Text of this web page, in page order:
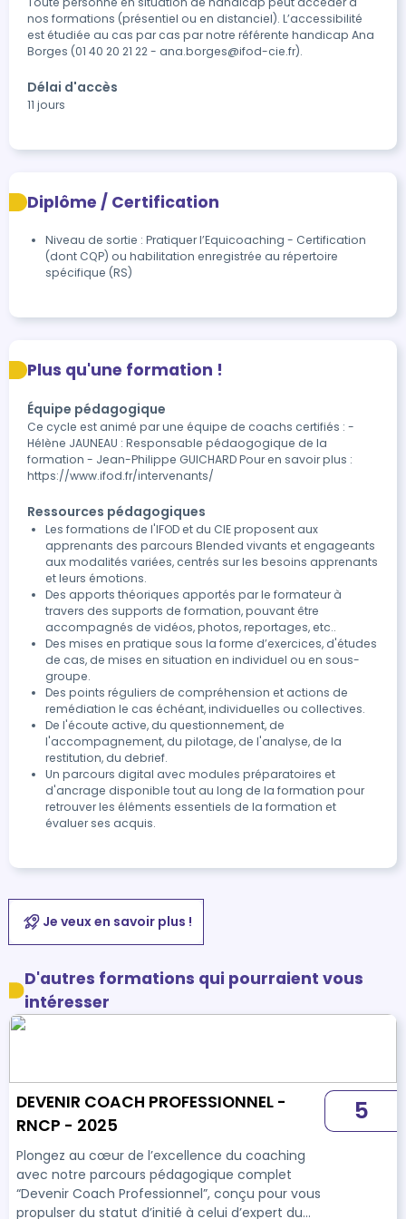
nos formations (présentiel ou en distanciel). L’accessibilité
est étudiée au cas par cas par notre référente handicap Ana
Borges (01 40 20 21 22 - ana.borges@ifod-cie.fr).
Délai d'accès
11 jours
Diplôme / Certification
Niveau de sortie : Pratiquer l’Equicoaching - Certification
(dont CQP) ou habilitation enregistrée au répertoire
spécifique (RS)
Plus qu'une formation !
Équipe pédagogique
Ce cycle est animé par une équipe de coachs certifiés : -
Hélène JAUNEAU : Responsable pédaogogique de la
formation - Jean-Philippe GUICHARD Pour en savoir plus :
https://www.ifod.fr/intervenants/
Ressources pédagogiques
Les formations de l'IFOD et du CIE proposent aux
apprenants des parcours Blended vivants et engageants
aux modalités variées, centrés sur les besoins apprenants
et leurs émotions.
Des apports théoriques apportés par le formateur à
travers des supports de formation, pouvant être
accompagnés de vidéos, photos, reportages, etc..
Des mises en pratique sous la forme d’exercices, d'études
de cas, de mises en situation en individuel ou en sous-
groupe.
Des points réguliers de compréhension et actions de
remédiation le cas échéant, individuelles ou collectives.
De l'écoute active, du questionnement, de
l'accompagnement, du pilotage, de l'analyse, de la
restitution, du debrief.
Un parcours digital avec modules préparatoires et
d'ancrage disponible tout au long de la formation pour
retrouver les éléments essentiels de la formation et
évaluer ses acquis.
Je veux en savoir plus !
D'autres formations qui pourraient vous
intéresser
DEVENIR COACH PROFESSIONNEL -
RNCP - 2025
Plongez au cœur de l’excellence du coaching
avec notre parcours pédagogique complet
“Devenir Coach Professionnel”, conçu pour vous
propulser du statut d’initié à celui d’expert du
5